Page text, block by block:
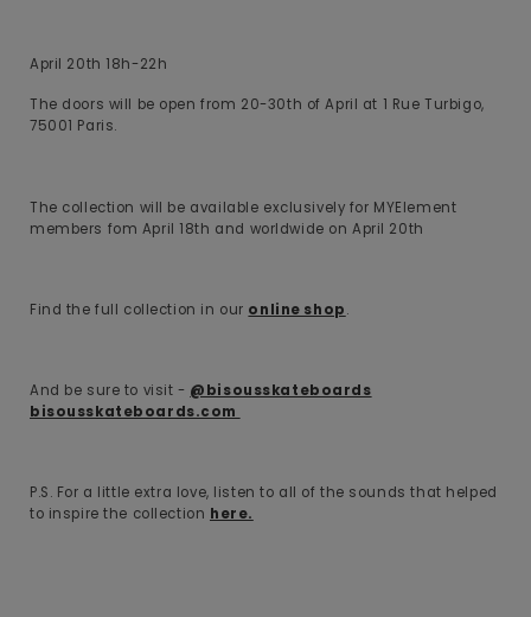
April 20th 18h-22h
The doors will be open from 20-30th of April at 1 Rue Turbigo,
75001 Paris.
The collection will be available exclusively for MYElement
members fom April 18th and worldwide on April 20th
Find the full collection in our online shop.
And be sure to visit - @bisousskateboards
bisousskateboards.com
P.S. For a little extra love, listen to all of the sounds that helped
to inspire the collection here.